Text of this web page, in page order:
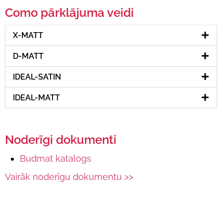
Como pārklājuma veidi
X-MATT
D-MATT
IDEAL-SATIN
IDEAL-MATT
Noderīgi dokumenti
Budmat katalogs
Vairāk noderīgu dokumentu >>